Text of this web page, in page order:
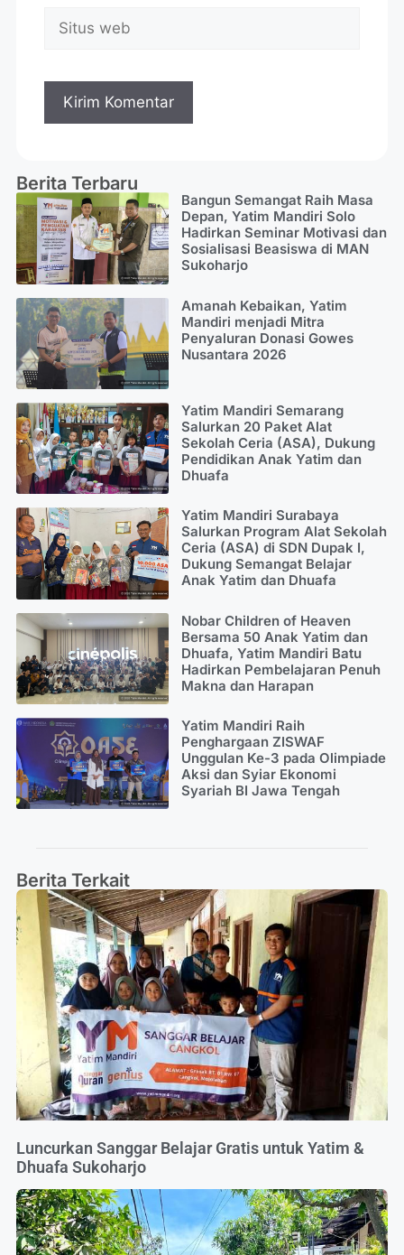
Berita Terbaru
Bangun Semangat Raih Masa
Depan, Yatim Mandiri Solo
Hadirkan Seminar Motivasi dan
Sosialisasi Beasiswa di MAN
Sukoharjo
Amanah Kebaikan, Yatim
Mandiri menjadi Mitra
Penyaluran Donasi Gowes
Nusantara 2026
Yatim Mandiri Semarang
Salurkan 20 Paket Alat
Sekolah Ceria (ASA), Dukung
Pendidikan Anak Yatim dan
Dhuafa
Yatim Mandiri Surabaya
Salurkan Program Alat Sekolah
Ceria (ASA) di SDN Dupak I,
Dukung Semangat Belajar
Anak Yatim dan Dhuafa
Nobar Children of Heaven
Bersama 50 Anak Yatim dan
Dhuafa, Yatim Mandiri Batu
Hadirkan Pembelajaran Penuh
Makna dan Harapan
Yatim Mandiri Raih
Penghargaan ZISWAF
Unggulan Ke-3 pada Olimpiade
Aksi dan Syiar Ekonomi
Syariah BI Jawa Tengah
Berita Terkait
Luncurkan Sanggar Belajar Gratis untuk Yatim &
Dhuafa Sukoharjo